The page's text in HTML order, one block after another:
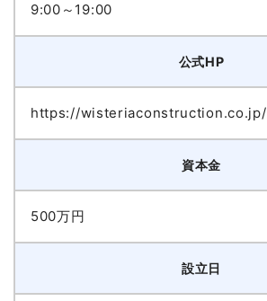
9:00～19:00
公式HP
https://wisteriaconstruction.co.jp/
資本金
500万円
設立日